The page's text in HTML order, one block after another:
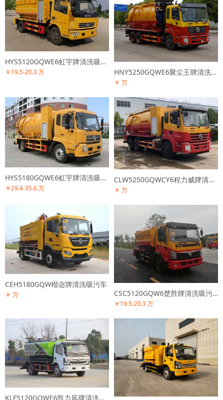
HYS5120GQWE6虹宇牌清洗吸污车
￥19.5-20.3 万 HNY5250GQWE6聚尘王牌清洗吸污车
￥ 万
HYS5180GQWE6虹宇牌清洗吸污车
￥29.4-35.6 万
CLW5250GQWCY6程力威牌清洗吸污车
￥ 万
CEH5180GQW楷迩牌清洗吸污车
￥ 万 CSC5120GQW6楚胜牌清洗吸污车
￥19.5-20.3 万
KLF5120GQWE6凯力风牌清洗吸污车